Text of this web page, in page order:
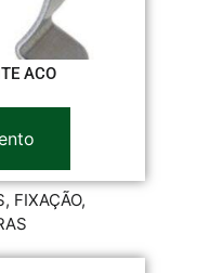
ACO
, FIXAÇÃO,